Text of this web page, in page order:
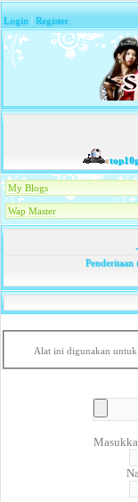
Login |Register
My Blogs
Wap Master
Penderitaan
Alat ini digunakan